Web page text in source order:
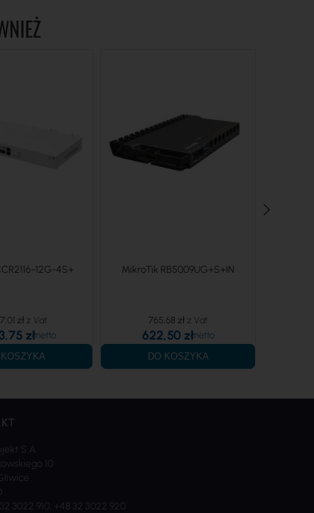
12G-4S+
zł
zł
KOSZYKA
MikroTik RB5009UG+S+IN
765,68 zł
622,50 zł
DO KOSZYKA
S.A.
10
3022 910, +48 32 3022 920